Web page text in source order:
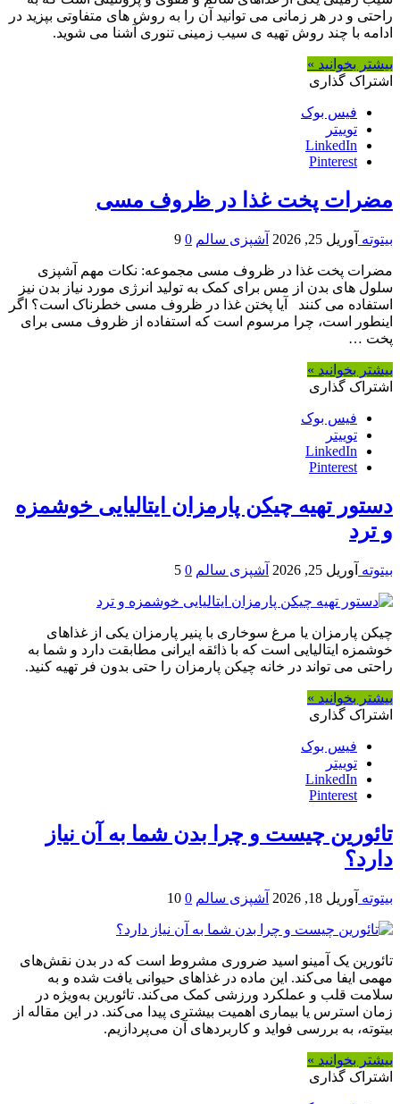
راحتی و در هر زمانی می توانید آن را به روش های متفاوتی بپزید در
ادامه با چند روش تهیه ی سیب زمینی تنوری آشنا می شوید.
بیشتر بخوانید »
اشتراک گذاری
فیس بوک
توییتر
LinkedIn
Pinterest
مضرات پخت غذا در ظروف مسی
بیتوته آوریل 25, 2026 آشپزی سالم 0
9
مضرات پخت غذا در ظروف مسی مجموعه: نکات مهم آشپزی
سلول های بدن از مس برای کمک به تولید انرژی مورد نیاز بدن نیز
استفاده می کنند آیا پختن غذا در ظروف مسی خطرناک است؟ اگر
اینطور است، چرا مرسوم است که استفاده از ظروف مسی برای
پخت …
بیشتر بخوانید »
اشتراک گذاری
فیس بوک
توییتر
LinkedIn
Pinterest
دستور تهیه چیکن پارمزان ایتالیایی خوشمزه
و ترد
بیتوته آوریل 25, 2026 آشپزی سالم 0
5
چیکن پارمزان یا مرغ سوخاری با پنیر پارمزان یکی از غذاهای
خوشمزه ایتالیایی است که با ذائقه ایرانی مطابقت دارد و شما به
راحتی می تواند در خانه چیکن پارمزان را حتی بدون فر تهیه کنید.
بیشتر بخوانید »
اشتراک گذاری
فیس بوک
توییتر
LinkedIn
Pinterest
تائورین چیست و چرا بدن شما به آن نیاز
دارد؟
بیتوته آوریل 18, 2026 آشپزی سالم 0
10
تائورین یک آمینو اسید ضروری مشروط است که در بدن نقش‌های
مهمی ایفا می‌کند. این ماده در غذاهای حیوانی یافت شده و به
سلامت قلب و عملکرد ورزشی کمک می‌کند. تائورین به‌ویژه در
زمان استرس یا بیماری اهمیت بیشتری پیدا می‌کند. در این مقاله از
بیتوته، به بررسی فواید و کاربردهای آن می‌پردازیم.
بیشتر بخوانید »
اشتراک گذاری